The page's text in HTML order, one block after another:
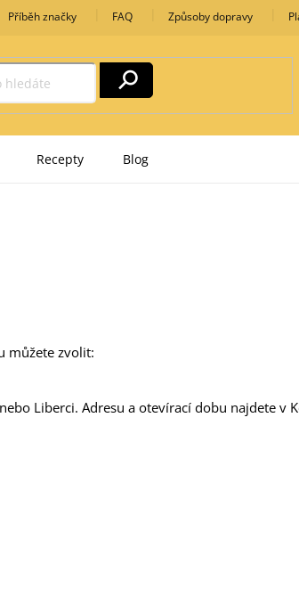
Příběh značky FAQ Způsoby dopravy
Recepty Blog
můžete zvolit:
Liberci. Adresu a otevírací dobu najdete v